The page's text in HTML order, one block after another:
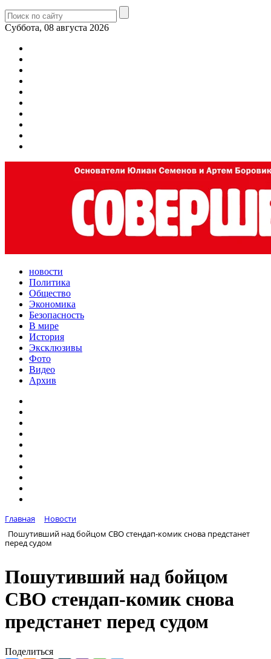
Суббота, 08 августа 2026
новости
Политика
Общество
Экономика
Безопасность
В мире
История
Эксклюзивы
Фото
Видео
Архив
Главная
Новости
Пошутивший над бойцом СВО стендап-комик снова предстанет
перед судом
Пошутивший над бойцом
СВО стендап-комик снова
предстанет перед судом
Поделиться